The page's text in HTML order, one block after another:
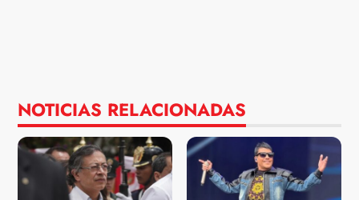
NOTICIAS RELACIONADAS